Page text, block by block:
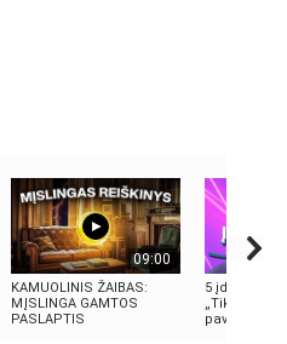
09:00
KAMUOLINIS ŽAIBAS:
MĮSLINGA GAMTOS
PASLAPTIS
5 įdomūs
„TikTok“: